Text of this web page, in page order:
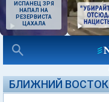
ИСПАНЕЦ ЗРЯ
НАПАЛ НА
РЕЗЕРВИСТА
ЦАХАЛА
БЛИЖНИЙ ВОСТОК